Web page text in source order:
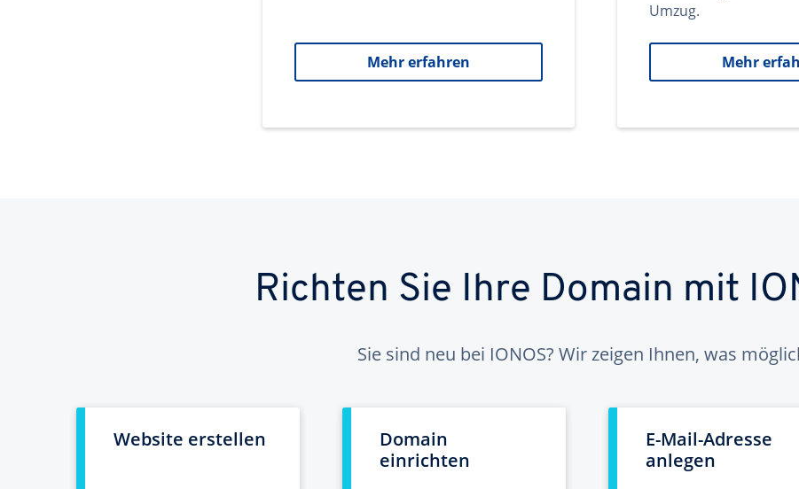
Mehr erfahren
Umzug.
Mehr
Richten Sie Ihre Domain mit
Sie sind neu bei IONOS? Wir zeigen Ihnen, was
Website erstellen
Domain
einrichten
E-Mail-Adresse
anlegen